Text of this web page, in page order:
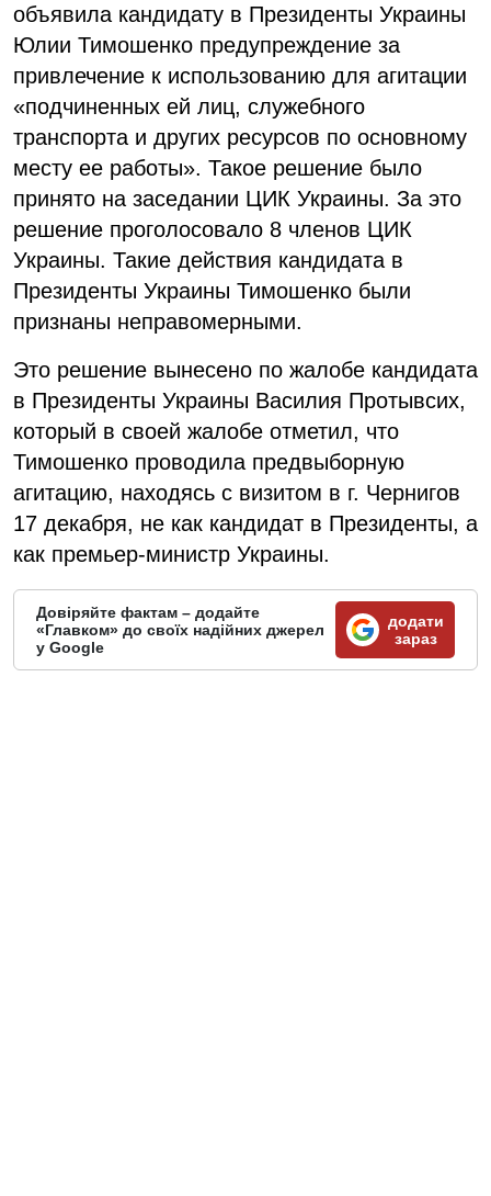
объявила кандидату в Президенты Украины
Юлии Тимошенко предупреждение за
привлечение к использованию для агитации
«подчиненных ей лиц, служебного
транспорта и других ресурсов по основному
месту ее работы». Такое решение было
принято на заседании ЦИК Украины. За это
решение проголосовало 8 членов ЦИК
Украины. Такие действия кандидата в
Президенты Украины Тимошенко были
признаны неправомерными.
Это решение вынесено по жалобе кандидата
в Президенты Украины Василия Протывсих,
который в своей жалобе отметил, что
Тимошенко проводила предвыборную
агитацию, находясь с визитом в г. Чернигов
17 декабря, не как кандидат в Президенты, а
как премьер-министр Украины.
Довіряйте фактам – додайте
«Главком» до своїх надійних джерел
у Google
додати
зараз